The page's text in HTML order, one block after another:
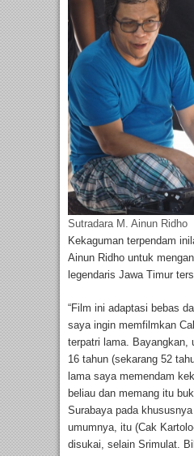
Sutradara M. Ainun Ridho
Kekaguman terpendam
Ainun Ridho untuk
legendaris Jawa Timur
“Film ini adaptasi bebas
saya ingin memfilmkan
terpatri lama. Bayangkan,
16 tahun (sekarang 52
lama saya memendam
beliau dan memang itu
Surabaya pada
umumnya, itu (Cak
disukai, selain Srimulat.